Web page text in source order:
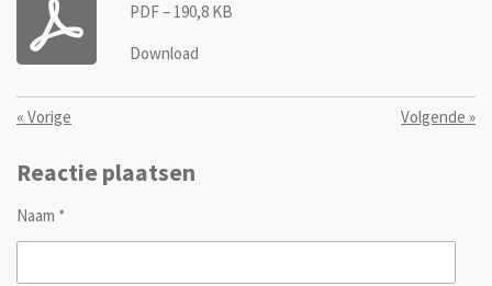
PDF – 190,8 KB
Download
« Vorige Volgende »
Reactie plaatsen
Naam *